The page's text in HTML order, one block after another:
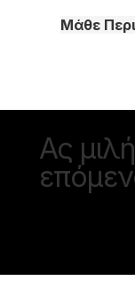
Μάθε
Ας